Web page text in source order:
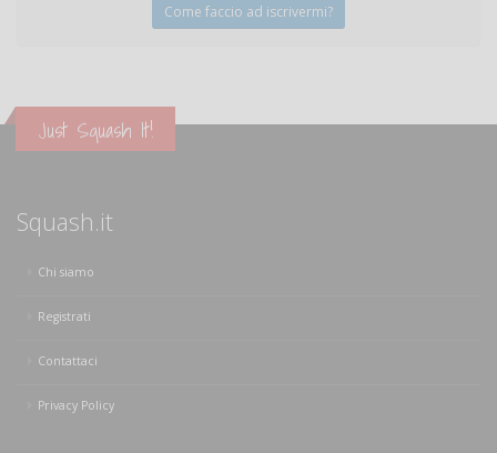
Come faccio ad iscrivermi?
Just Squash It!
Squash.it
Chi siamo
Registrati
Contattaci
Privacy Policy